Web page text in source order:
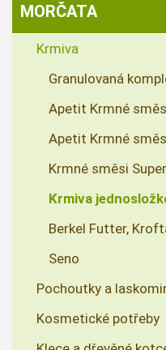
MORČATA
Krmiva
Granulovaná
Apetit Krmné
Apetit Krmné
Krmné směsi
Krmiva
Berkel Futter,
Seno
Pochoutky a
Kosmetické potřeby